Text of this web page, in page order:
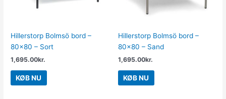
Hillerstorp Bolmsö bord –
80×80 – Sort
1,695.00kr.
KØB NU
Hillerstorp Bolmsö bord –
80×80 – Sand
1,695.00kr.
KØB NU